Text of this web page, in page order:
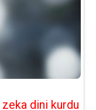
dini kurdu